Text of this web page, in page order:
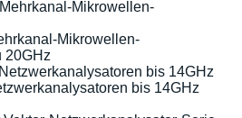
Mikrowellen-
20GHz
bis 14GHz